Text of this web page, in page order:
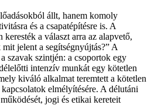
állt, hanem komoly
és a csapatépítésre is. A
a választ arra az alapvető,
jelent a segítségnyújtás?” A
szavak szintjén: a csoportok egy
intenzív munkát egy kötetlen
kiváló alkalmat teremtett a kötetlen
kapcsolatok elmélyítésére. A délutáni
jogi és etikai kereteit